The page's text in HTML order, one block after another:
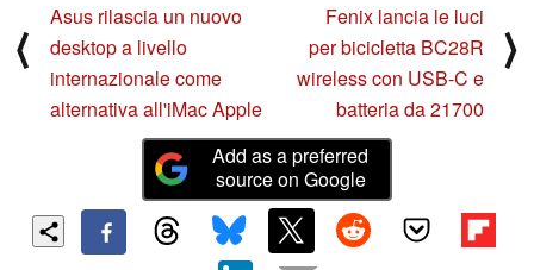
⟨
Asus rilascia un nuovo
desktop a livello
internazionale come
alternativa all'iMac Apple
Fenix lancia le luci
per bicicletta BC28R
wireless con USB-C e
batteria da 21700
⟩
Add as a preferred
source on Google